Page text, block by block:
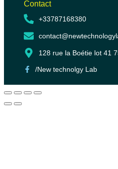
Contact
+33787168380
128 rue la Boétie lot 41
/New technolgy Lab